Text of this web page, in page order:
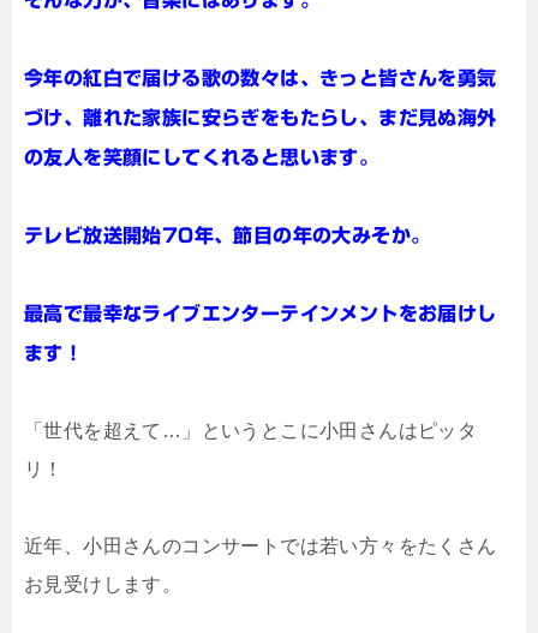
今年の紅白で届ける歌の数々は、きっと皆さんを勇気
づけ、離れた家族に安らぎをもたらし、まだ見ぬ海外
の友人を笑顔にしてくれると思います。
テレビ放送開始70年、節目の年の大みそか。
最高で最幸なライブエンターテインメントをお届けし
ます！
「世代を超えて…」というとこに小田さんはピッタ
リ！
近年、小田さんのコンサートでは若い方々をたくさん
お見受けします。